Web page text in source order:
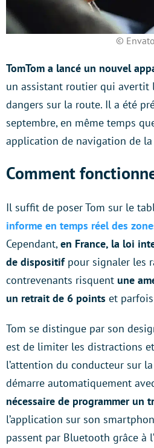
© Envato
TomTom a lancé un nouvel
un assistant routier qui avertit
dangers sur la route. Il a été
septembre, en même temps
application de navigation de
Comment
Il suffit de poser Tom sur le
informe en temps réel des
Cependant,en France, la loi
de dispositifpour signaler les
contrevenants risquent une
un retrait de 6 points et
Tom se distingue par son
est de limiter les distractions
l’attention du conducteur sur la
démarre automatiquement
nécessaire de programmer un
l’application sur son
passent par Bluetooth grâce à